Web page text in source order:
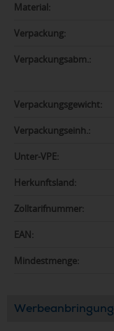
Material:
Verpackung:
Verpackungsabm.:
Verpackungsgewicht:
Verpackungseinh.:
Unter-VPE:
Herkunftsland:
Zolltarifnummer:
EAN:
Mindestmenge:
Werbeanbringung